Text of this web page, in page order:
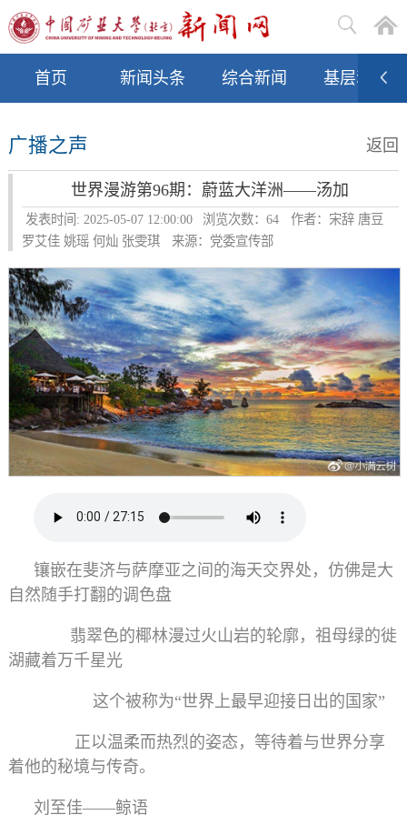
首页 新闻头条 综合新闻 基层动态
广播之声 返回
世界漫游第96期：蔚蓝大洋洲——汤加
发表时间: 2025-05-07 12:00:00 浏览次数： 64
作者：宋辞 唐豆
罗艾佳 姚瑶 何灿 张雯琪
来源：党委宣传部
镶嵌在斐济与萨摩亚之间的海天交界处，仿佛是大
自然随手打翻的调色盘
翡翠色的椰林漫过火山岩的轮廓，祖母绿的徙
湖藏着万千星光
这个被称为“世界上最早迎接日出的国家”
正以温柔而热烈的姿态，等待着与世界分享
着他的秘境与传奇。
刘至佳——鲸语